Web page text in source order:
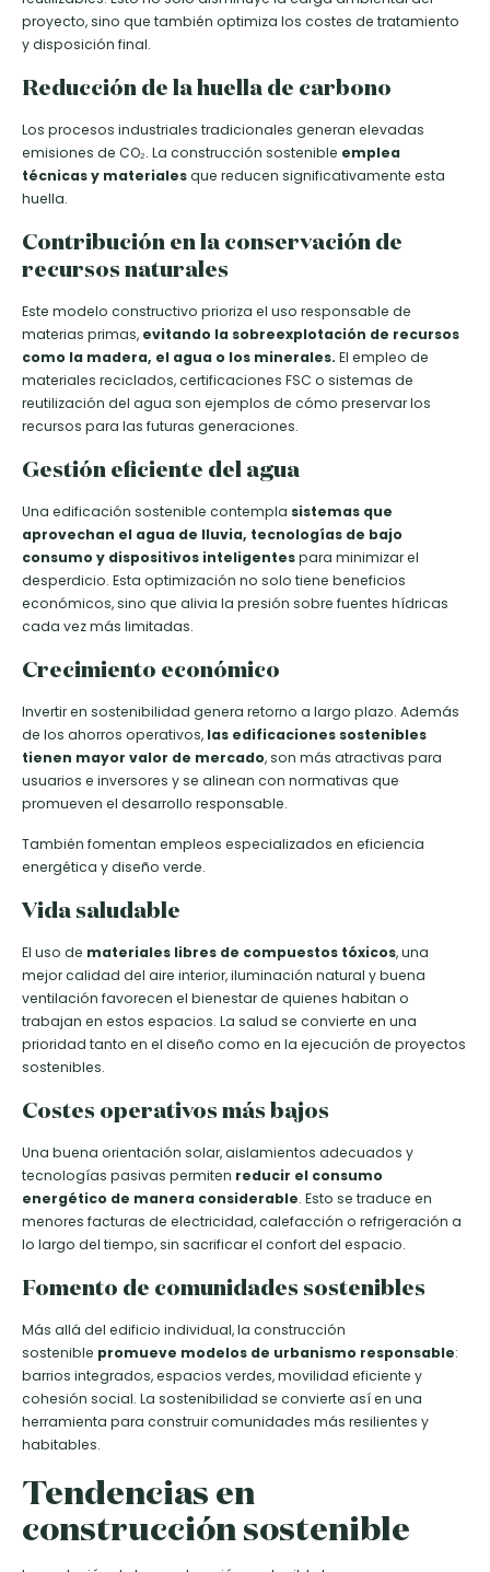
proyecto, sino que también optimiza los costes de tratamiento
y disposición final.
Reducción de la huella de carbono
Los procesos industriales tradicionales generan elevadas
emisiones de CO₂. La construcción sostenible emplea
técnicas y materialesque reducen significativamente esta
huella.
Contribución en la conservación de
recursos naturales
Este modelo constructivo prioriza el uso responsable de
materias primas, evitando la sobreexplotación de recursos
como la madera, el agua o los minerales. El empleo de
materiales reciclados, certificaciones FSC o sistemas de
reutilización del agua son ejemplos de cómo preservar los
recursos para las futuras generaciones.
Gestión eficiente del agua
Una edificación sostenible contempla sistemas que
aprovechan el agua de lluvia, tecnologías de bajo
consumo y dispositivos inteligentespara minimizar el
desperdicio. Esta optimización no solo tiene beneficios
económicos, sino que alivia la presión sobre fuentes hídricas
cada vez más limitadas.
Crecimiento económico
Invertir en sostenibilidad genera retorno a largo plazo. Además
de los ahorros operativos, las edificaciones sostenibles
tienen mayor valor de mercado, son más atractivas para
usuarios e inversores y se alinean con normativas que
promueven el desarrollo responsable.
También fomentan empleos especializados en eficiencia
energética y diseño verde.
Vida saludable
El uso de materiales libres de compuestos tóxicos, una
mejor calidad del aire interior, iluminación natural y buena
ventilación favorecen el bienestar de quienes habitan o
trabajan en estos espacios. La salud se convierte en una
prioridad tanto en el diseño como en la ejecución de proyectos
sostenibles.
Costes operativos más bajos
Una buena orientación solar, aislamientos adecuados y
tecnologías pasivas permiten reducir el consumo
energético de manera considerable. Esto se traduce en
menores facturas de electricidad, calefacción o refrigeración a
lo largo del tiempo, sin sacrificar el confort del espacio.
Fomento de comunidades sostenibles
Más allá del edificio individual, la construcción
sostenible promueve modelos de urbanismo responsable:
barrios integrados, espacios verdes, movilidad eficiente y
cohesión social. La sostenibilidad se convierte así en una
herramienta para construir comunidades más resilientes y
habitables.
Tendencias en
construcción sostenible